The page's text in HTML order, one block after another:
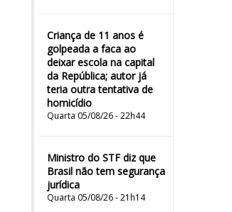
Criança de 11 anos é
golpeada a faca ao
deixar escola na capital
da República; autor já
teria outra tentativa de
homicídio
Quarta 05/08/26 - 22h44
Ministro do STF diz que
Brasil não tem segurança
jurídica
Quarta 05/08/26 - 21h14